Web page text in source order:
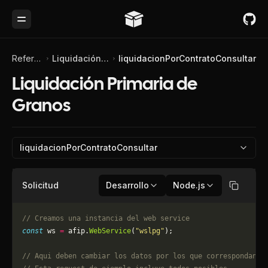
Toggle Menu
Referencia de API Liquidación Primaria de Granos liquidacionPorContratoConsultar
Liquidación Primaria de
Granos
liquidacionPorContratoConsultar
Solicitud Desarrollo Node.js Copiar
// Creamos una instancia del web service
const ws = afip.WebService( "wslpg" );
// Aqui deben cambiar los datos por los que correspondan.